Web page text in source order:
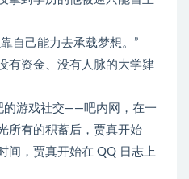
自己能力去承载梦想。”
有资金、没有人脉的大学肄
游戏社交——吧内网，在一
所有的积蓄后，贾真开始
间，贾真开始在 QQ 日志上